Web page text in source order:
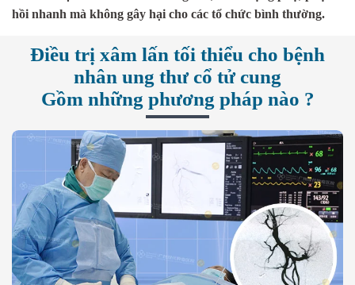
hồi nhanh mà không gây hại cho các tổ chức bình thường.
Điều trị xâm lấn tối thiểu cho bệnh
nhân ung thư cổ tử cung
Gồm những phương pháp nào ?